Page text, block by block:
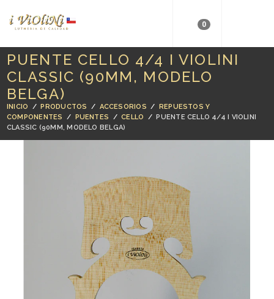
0
PUENTE CELLO 4/4 I VIOLINI
CLASSIC (90MM, MODELO
BELGA)
INICIO /PRODUCTOS / ACCESORIOS / REPUESTOS Y
COMPONENTES
/ PUENTES /CELLO /PUENTE CELLO 4/4 I VIOLINI
CLASSIC (90MM, MODELO BELGA)